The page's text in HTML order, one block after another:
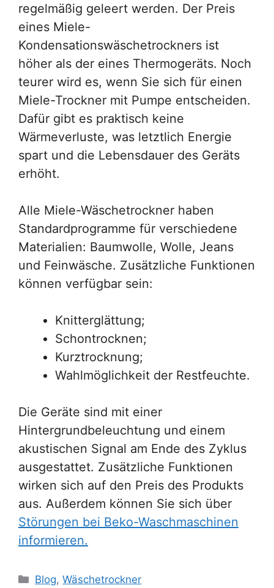
regelmäßig geleert werden. Der Preis
eines Miele-
Kondensationswäschetrockners ist
höher als der eines Thermogeräts. Noch
teurer wird es, wenn Sie sich für einen
Miele-Trockner mit Pumpe entscheiden.
Dafür gibt es praktisch keine
Wärmeverluste, was letztlich Energie
spart und die Lebensdauer des Geräts
erhöht.
Alle Miele-Wäschetrockner haben
Standardprogramme für verschiedene
Materialien: Baumwolle, Wolle, Jeans
und Feinwäsche. Zusätzliche Funktionen
können verfügbar sein:
Knitterglättung;
Schontrocknen;
Kurztrocknung;
Wahlmöglichkeit der Restfeuchte.
Die Geräte sind mit einer
Hintergrundbeleuchtung und einem
akustischen Signal am Ende des Zyklus
ausgestattet. Zusätzliche Funktionen
wirken sich auf den Preis des Produkts
aus. Außerdem können Sie sich über
Störungen bei Beko-Waschmaschinen
informieren.
Kategorien
Blog,Wäschetrockner